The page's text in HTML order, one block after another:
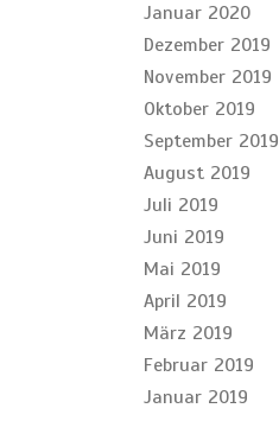
Januar 2020
Dezember 2019
November 2019
Oktober 2019
September 2019
August 2019
Juli 2019
Juni 2019
Mai 2019
April 2019
März 2019
Februar 2019
Januar 2019